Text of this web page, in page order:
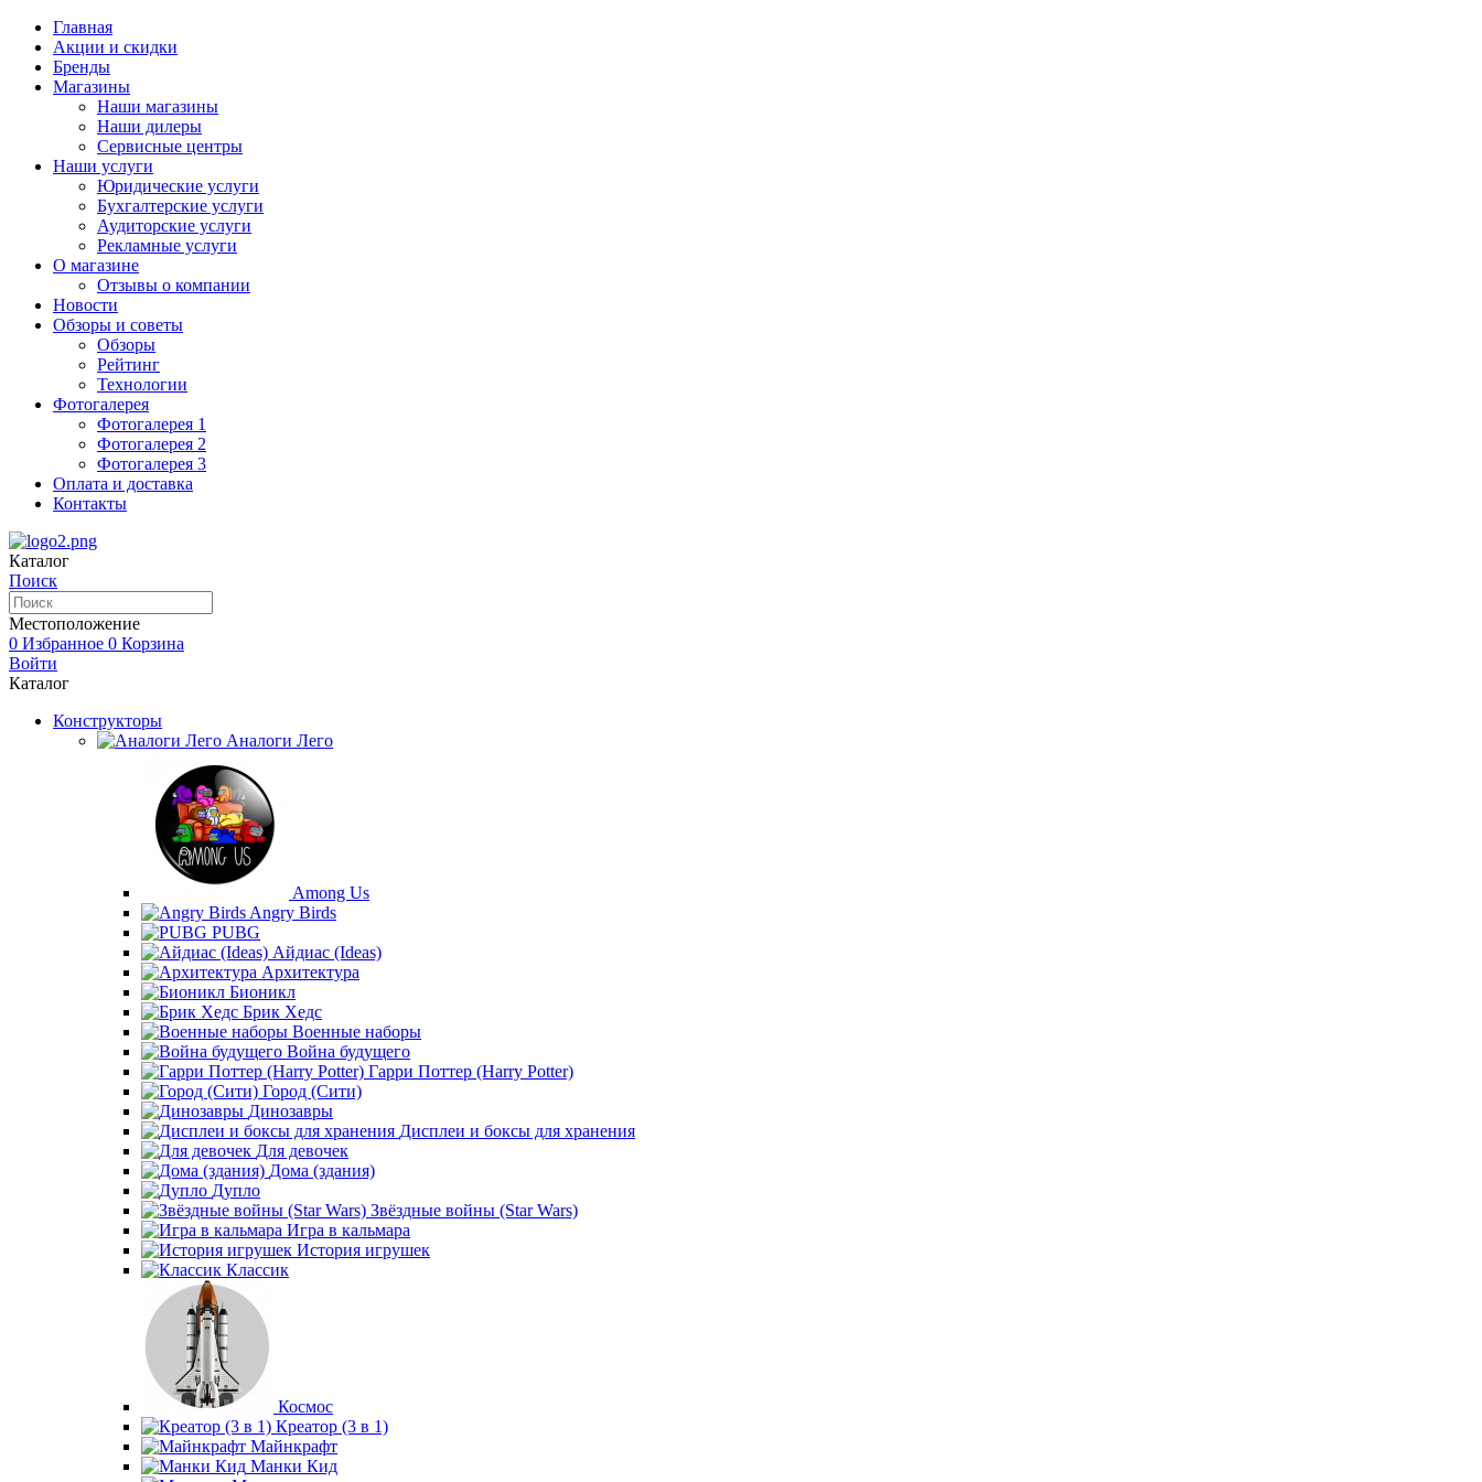
Главная
Акции и скидки
Бренды
Магазины
Наши магазины
Наши дилеры
Сервисные центры
Наши услуги
Юридические услуги
Бухгалтерские услуги
Аудиторские услуги
Рекламные услуги
О магазине
Отзывы о компании
Новости
Обзоры и советы
Обзоры
Рейтинг
Технологии
Фотогалерея
Фотогалерея 1
Фотогалерея 2
Фотогалерея 3
Оплата и доставка
Контакты
Каталог
Поиск
Местоположение
0 Избранное 0 Корзина
Войти
Каталог
Конструкторы
Аналоги Лего
Among Us
Angry Birds
PUBG
Айдиас (Ideas)
Архитектура
Бионикл
Брик Хедс
Военные наборы
Война будущего
Гарри Поттер (Harry Potter)
Город (Сити)
Динозавры
Дисплеи и боксы для хранения
Для девочек
Дома (здания)
Дупло
Звёздные войны (Star Wars)
Игра в кальмара
История игрушек
Классик
Космос
Креатор (3 в 1)
Майнкрафт
Манки Кид